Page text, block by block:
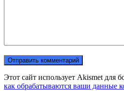
Этот сайт использует Akismet для
как обрабатываются ваши данные